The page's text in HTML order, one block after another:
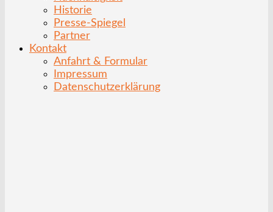
Historie
Presse-Spiegel
Partner
Kontakt
Anfahrt & Formular
Impressum
Datenschutzerklärung